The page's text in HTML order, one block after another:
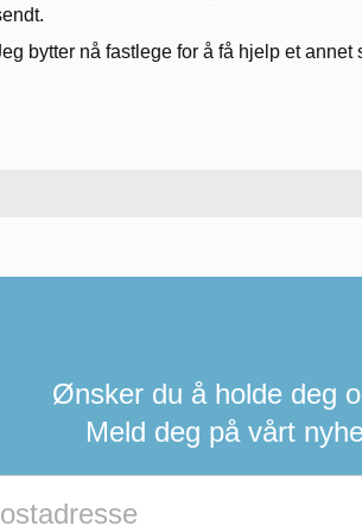
bytter nå fastlege for å få hjelp et annet
Ønsker du å holde deg
Meld deg på vårt